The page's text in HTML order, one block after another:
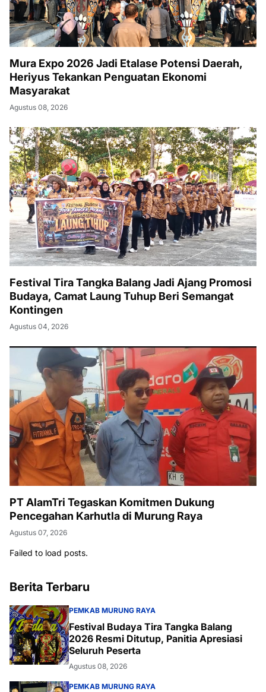
Mura Expo 2026 Jadi Etalase Potensi Daerah,
Heriyus Tekankan Penguatan Ekonomi
Masyarakat
Agustus 08, 2026
Festival Tira Tangka Balang Jadi Ajang Promosi
Budaya, Camat Laung Tuhup Beri Semangat
Kontingen
Agustus 04, 2026
PT AlamTri Tegaskan Komitmen Dukung
Pencegahan Karhutla di Murung Raya
Agustus 07, 2026
Failed to load posts.
Berita Terbaru
PEMKAB MURUNG RAYA
Festival Budaya Tira Tangka Balang
2026 Resmi Ditutup, Panitia Apresiasi
Seluruh Peserta
Agustus 08, 2026
PEMKAB MURUNG RAYA